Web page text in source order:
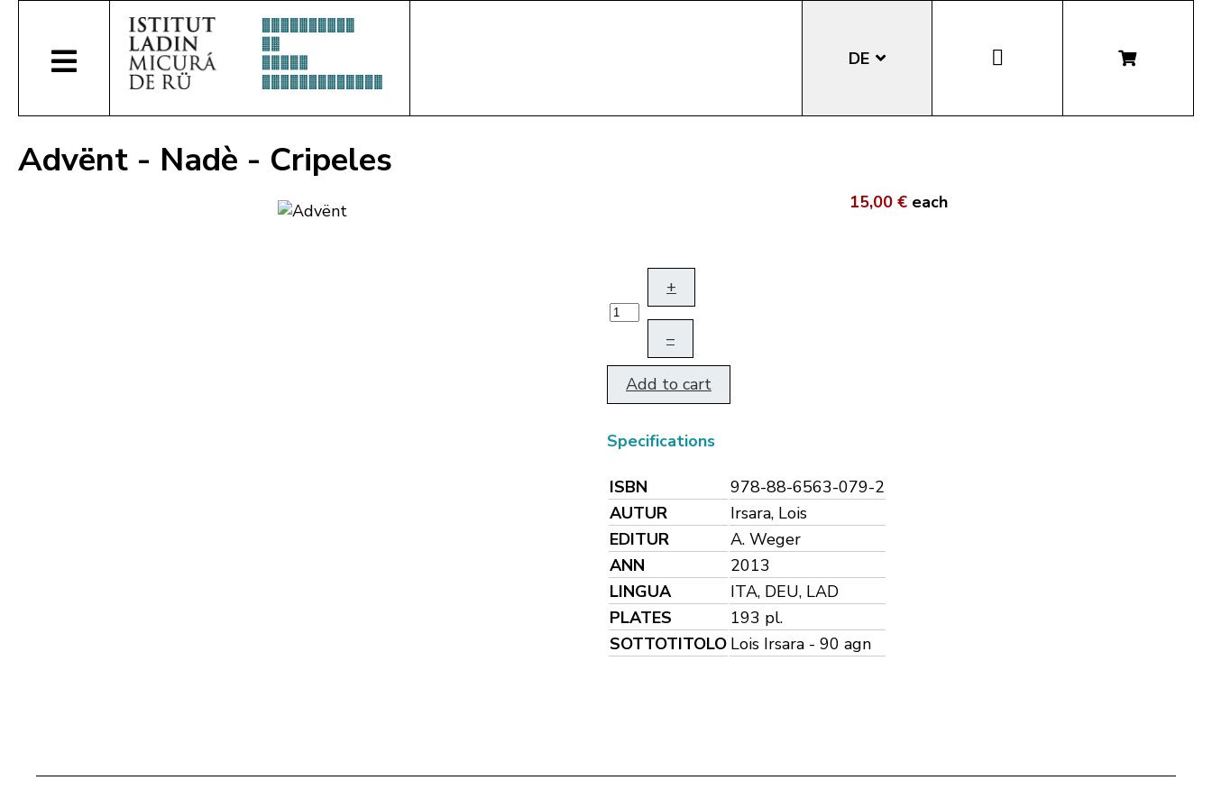
DE
LA
Advënt - Nadè - Cripeles
15,00 € each
+
–
Add to cart
Specifications
ISBN
978-88-6563-079-2
AUTUR
Irsara, Lois
EDITUR
A. Weger
ANN
2013
LINGUA
ITA, DEU, LAD
PLATES
193 pl.
SOTTOTITOLO Lois Irsara - 90 agn